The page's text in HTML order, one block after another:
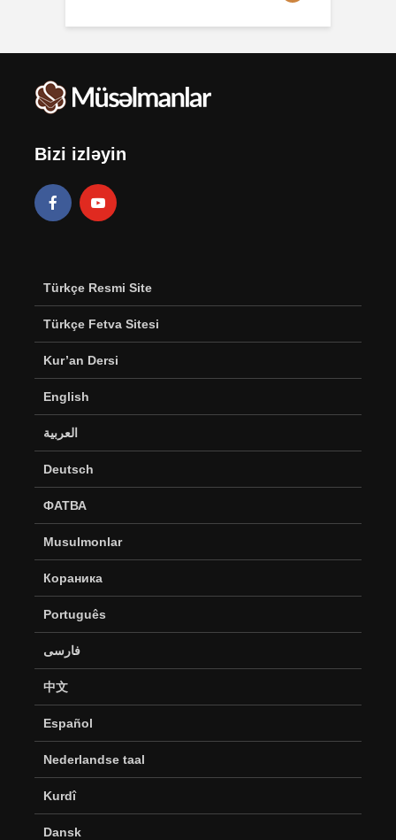
Bizi izləyin
Türkçe Resmi Site
Türkçe Fetva Sitesi
Kur’an Dersi
English
العربية
Deutsch
ФАТВА
Musulmonlar
Кораника
Português
فارسی
中文
Español
Nederlandse taal
Kurdî
Dansk